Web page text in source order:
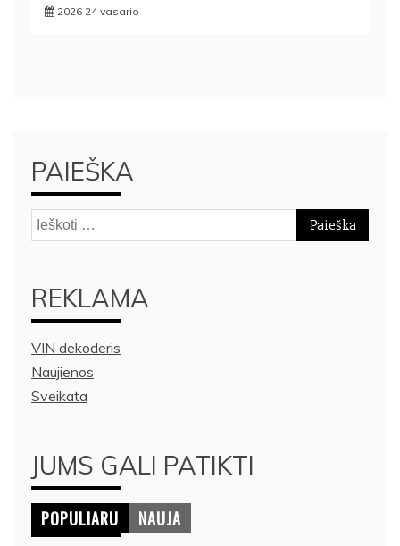
2026 24 vasario
PAIEŠKA
Ieškoti:
REKLAMA
VIN dekoderis
Naujienos
Sveikata
JUMS GALI PATIKTI
POPULIARU NAUJA